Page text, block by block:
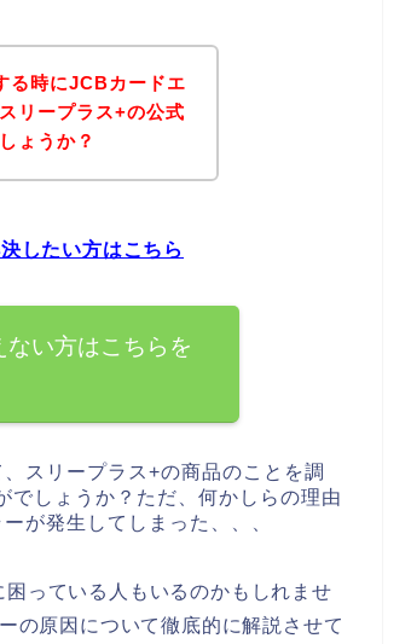
る時にJCBカードエ
リープラス+の公式
ょうか？
したい方はこちら
い方はこちらを
スリープラス+の商品のことを調
でしょうか？ただ、何かしらの理由
が発生してしまった、、、
っている人もいるのかもしれませ
の原因について徹底的に解説させて